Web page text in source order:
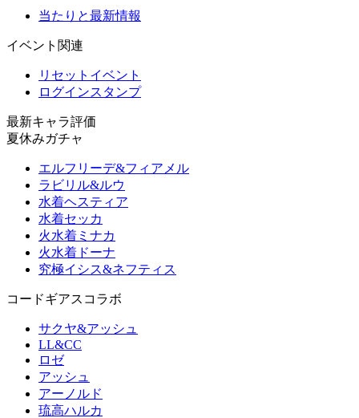
当たりと最新情報
イベント関連
リセットイベント
ログインスタンプ
最新キャラ評価
夏休みガチャ
エルフリーデ&フィアメル
ラビリル&ルウ
水着ヘスティア
水着セッカ
火水着ミナカ
火水着ドーナ
究極イシス&ネフティス
コードギアスコラボ
サクヤ&アッシュ
LL&CC
ロゼ
アッシュ
アーノルド
琉高ハルカ